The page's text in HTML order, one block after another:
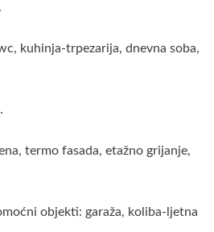
kuhinja-trpezarija, dnevna soba,
termo fasada, etažno grijanje,
objekti: garaža, koliba-ljetna